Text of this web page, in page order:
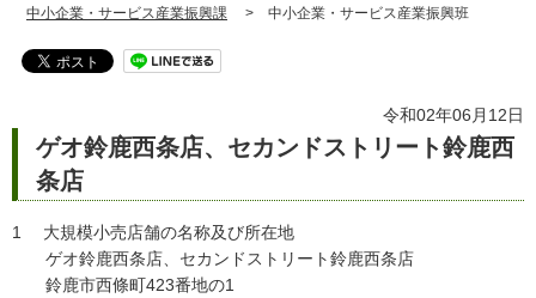
中小企業・サービス産業振興課 > 中小企業・サービス産業振興班
令和02年06月12日
ゲオ鈴鹿西条店、セカンドストリート鈴鹿西
条店
1 大規模小売店舗の名称及び所在地
ゲオ鈴鹿西条店、セカンドストリート鈴鹿西条店
鈴鹿市西條町423番地の1